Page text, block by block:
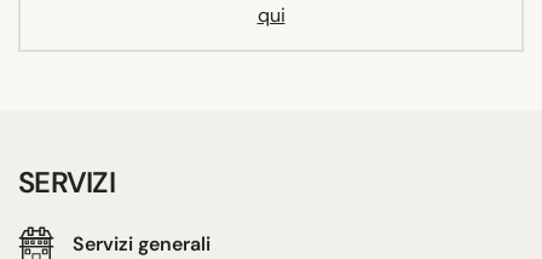
qui
SERVIZI
Servizi generali